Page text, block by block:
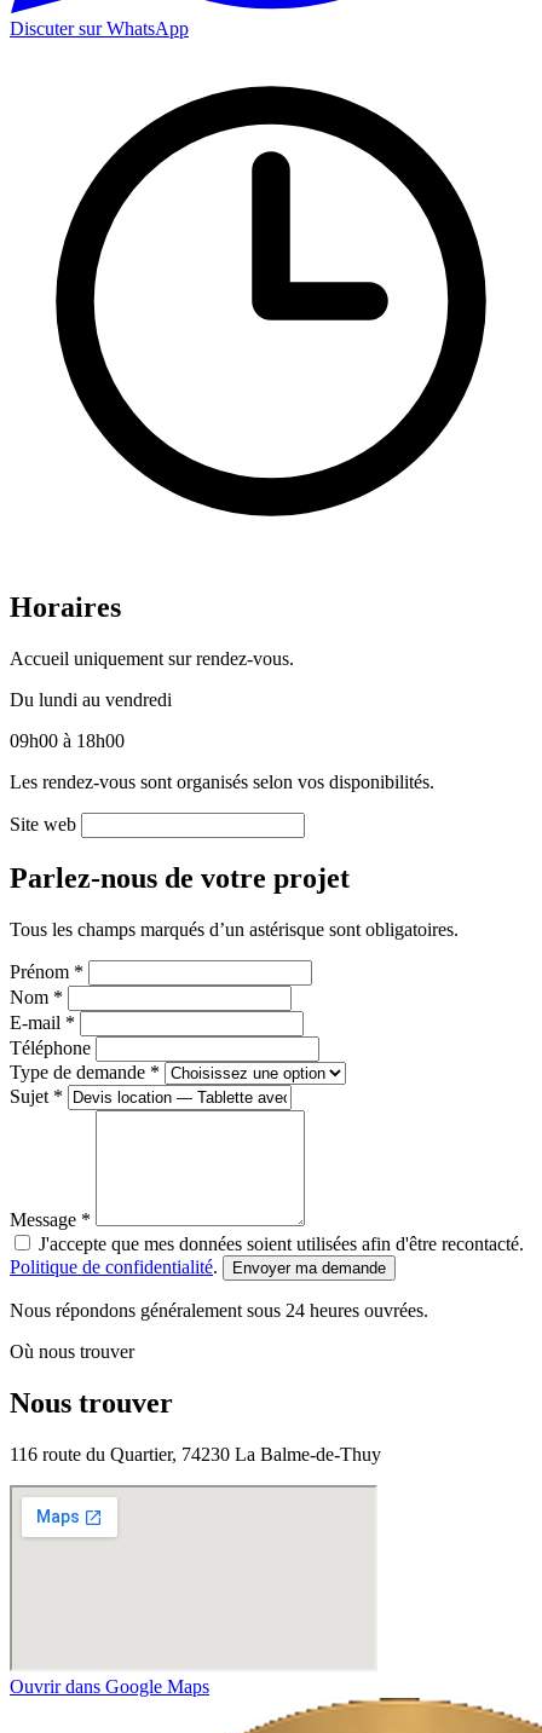
Discuter sur WhatsApp
Horaires
Accueil uniquement sur rendez-vous.
Du lundi au vendredi
09h00 à 18h00
Les rendez-vous sont organisés selon vos disponibilités.
Site web
Parlez-nous de votre projet
Tous les champs marqués d’un astérisque sont obligatoires.
Prénom *
Nom *
E-mail *
Téléphone
Type de demande *
Sujet *
Message *
J'accepte que mes données soient utilisées afin d'être recontacté.
Politique de confidentialité. Envoyer ma demande
Nous répondons généralement sous 24 heures ouvrées.
Où nous trouver
Nous trouver
116 route du Quartier, 74230 La Balme-de-Thuy
Ouvrir dans Google Maps